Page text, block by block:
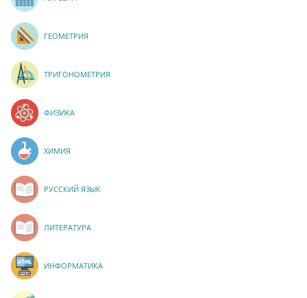
ГЕОМЕТРИЯ
ТРИГОНОМЕТРИЯ
ФИЗИКА
ХИМИЯ
РУССКИЙ ЯЗЫК
ЛИТЕРАТУРА
ИНФОРМАТИКА